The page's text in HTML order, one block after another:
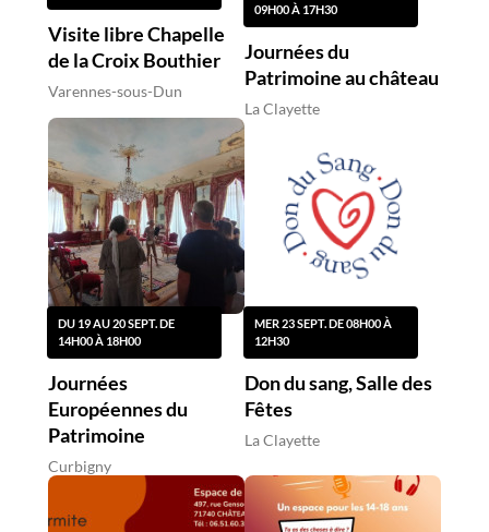
Visite libre Chapelle
de la Croix Bouthier
Varennes-sous-Dun
09H00 À 17H30
Journées du
Patrimoine au château
La Clayette
DU 19 AU 20 SEPT. DE
14H00 À 18H00
Journées
Européennes du
Patrimoine
Curbigny
MER 23 SEPT. DE 08H00 À
12H30
Don du sang, Salle des
Fêtes
La Clayette